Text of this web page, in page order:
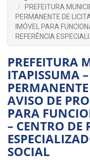
PREFEITURA
PERMANENTE DE
IMÓVEL PARA
REFERÊNCIA
PREFEITURA
ITAPISSUMA
AVISO DE
PARA
– CENTRO DE
SOCIAL